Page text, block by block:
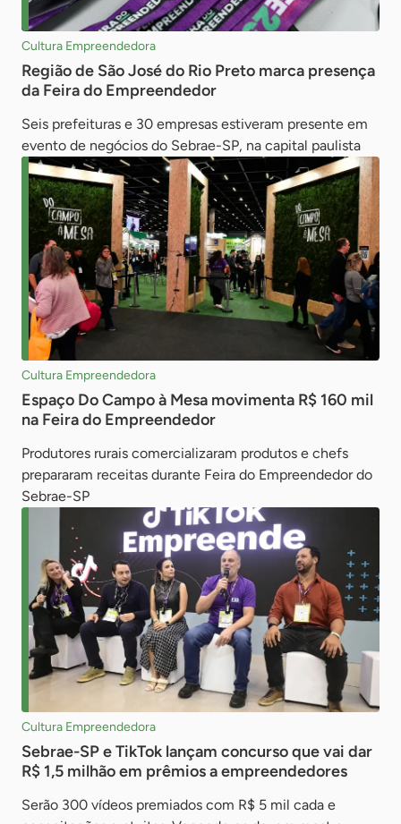
Cultura Empreendedora
Região de São José do Rio Preto marca presença
da Feira do Empreendedor
Seis prefeituras e 30 empresas estiveram presente em
evento de negócios do Sebrae-SP, na capital paulista
Cultura Empreendedora
Espaço Do Campo à Mesa movimenta R$ 160 mil
na Feira do Empreendedor
Produtores rurais comercializaram produtos e chefs
prepararam receitas durante Feira do Empreendedor do
Sebrae-SP
Cultura Empreendedora
Sebrae-SP e TikTok lançam concurso que vai dar
R$ 1,5 milhão em prêmios a empreendedores
Serão 300 vídeos premiados com R$ 5 mil cada e